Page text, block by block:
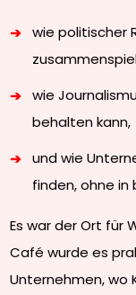
wie politischer
wie
behalten kann,
und wie
finden, ohne in
Es war der Ort für
Café wurde es
Unternehmen, wo